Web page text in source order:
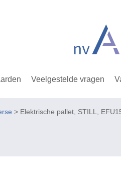
Veelgestelde vragen
> Elektrische pallet, STILL,